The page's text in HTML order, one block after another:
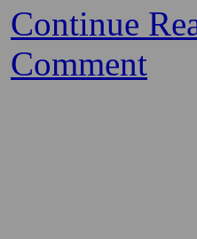
Continue
Comment